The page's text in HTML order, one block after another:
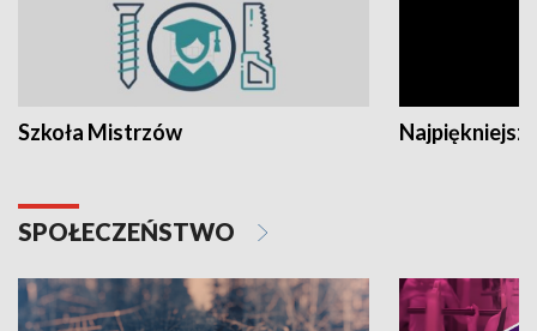
Szkoła Mistrzów
SPOŁECZEŃSTWO